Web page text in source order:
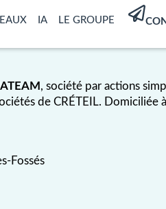
IA LE GROUPE
, société par actions
de CRÉTEIL. Domiciliée
Fossés